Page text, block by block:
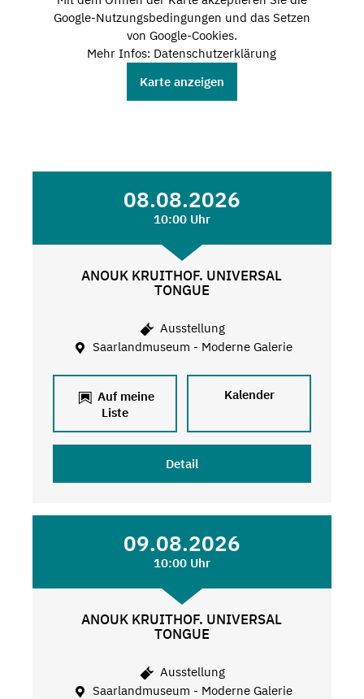
Google-Nutzungsbedingungen und das Setzen
von Google-Cookies.
Mehr Infos: Datenschutzerklärung
Karte anzeigen
08.08.2026
10:00 Uhr
ANOUK KRUITHOF. UNIVERSAL
TONGUE
Ausstellung
Saarlandmuseum - Moderne Galerie
Auf meine
Liste
Kalender
Detail
09.08.2026
10:00 Uhr
ANOUK KRUITHOF. UNIVERSAL
TONGUE
Ausstellung
Saarlandmuseum - Moderne Galerie